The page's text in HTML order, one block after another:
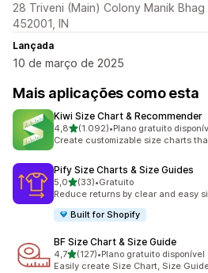
28 Triveni (Main) Colony Manik Bhag
452001, IN
Lançada
10 de março de 2025
Mais aplicações como esta
Kiwi Size Chart & Recommender
4,8de 5 estrelas
(1.092)
1092 total de avaliações
•Plano gratuito
Create customizable size charts
Pify Size Charts & Size Guides
5,0de 5 estrelas
(33)
33 total de avaliações
•Gratuito
Reduce returns by clear and easy
Built for Shopify
BF Size Chart & Size Guide
4,7de 5 estrelas
(127)
127 total de avaliações
•Plano gratuito disponível
Easily create Size Chart, Size